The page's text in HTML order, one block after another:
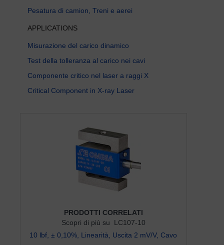
Pesatura di camion, Treni e aerei
APPLICATIONS
Misurazione del carico dinamico
Test della tolleranza al carico nei cavi
Componente critico nel laser a raggi X
Critical Component in X-ray Laser
PRODOTTI CORRELATI
Scopri di più su LC107-10
10 lbf, ± 0,10%, Linearità, Uscita 2 mV/V, Cavo